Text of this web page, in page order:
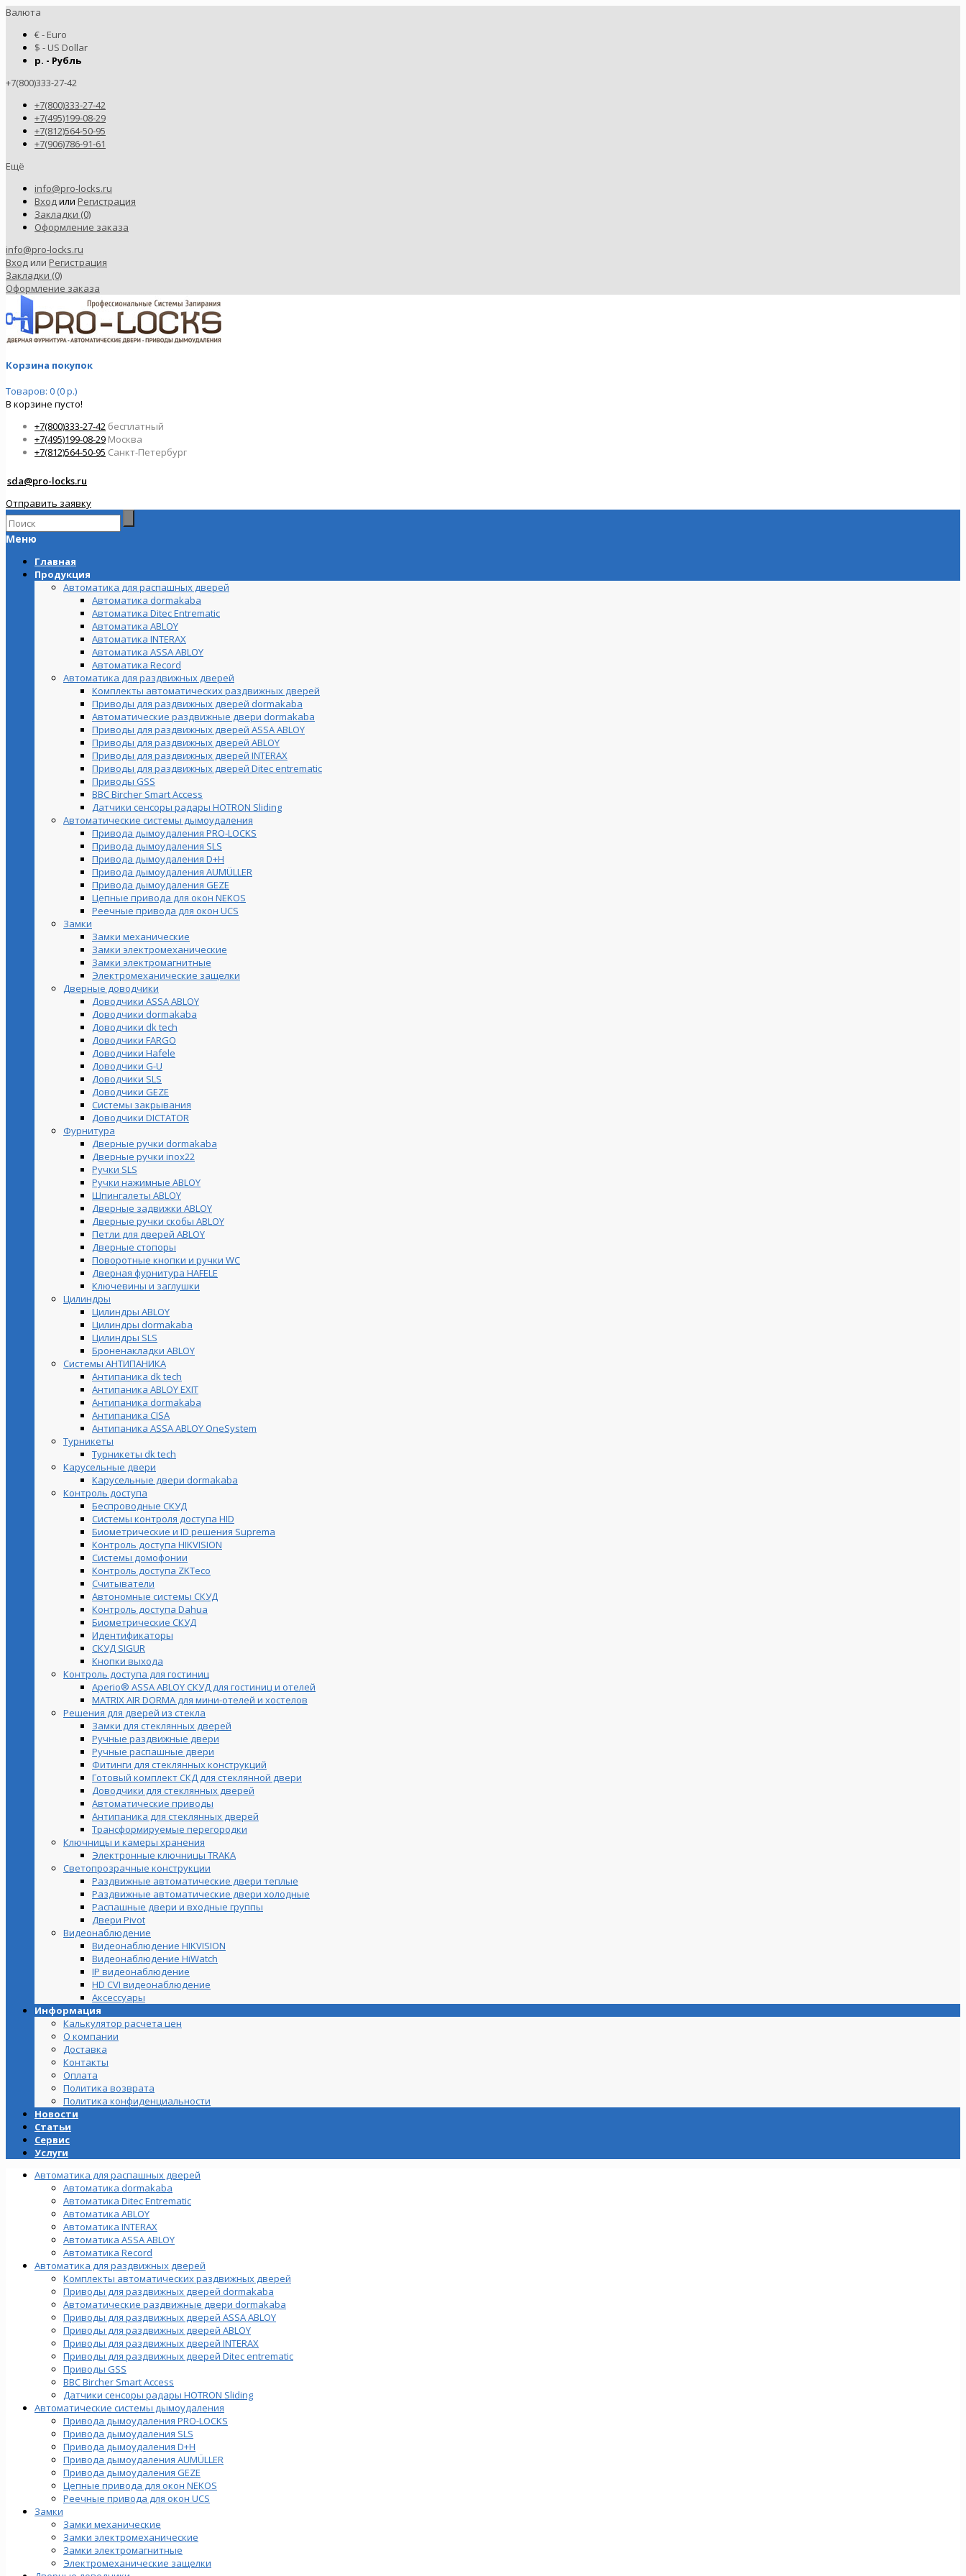
Валюта
€ - Euro
$ - US Dollar
р. - Рубль
+7(800)333-27-42
+7(800)333-27-42
+7(495)199-08-29
+7(812)564-50-95
+7(906)786-91-61
Ещё
info@pro-locks.ru
Входили Регистрация
Закладки (0)
Оформление заказа
info@pro-locks.ru
Вход или Регистрация
Закладки (0)
Оформление заказа
Корзина покупок
Товаров: 0 (0 р.)
В корзине пусто!
+7(800)333-27-42 бесплатный
+7(495)199-08-29 Москва
+7(812)564-50-95 Санкт-Петербург
sda@pro-locks.ru
Отправить заявку
Меню
Главная
Продукция
Автоматика для распашных дверей
Автоматика dormakaba
Автоматика Ditec Entrematic
Автоматика ABLOY
Автоматика INTERAX
Автоматика ASSA ABLOY
Автоматика Record
Автоматика для раздвижных дверей
Комплекты автоматических раздвижных дверей
Приводы для раздвижных дверей dormakaba
Автоматические раздвижные двери dormakaba
Приводы для раздвижных дверей ASSA ABLOY
Приводы для раздвижных дверей ABLOY
Приводы для раздвижных дверей INTERAX
Приводы для раздвижных дверей Ditec entrematic
Приводы GSS
BBC Bircher Smart Access
Датчики сенсоры радары HOTRON Sliding
Автоматические системы дымоудаления
Привода дымоудаления PRO-LOCKS
Привода дымоудаления SLS
Привода дымоудаления D+H
Привода дымоудаления AUMÜLLER
Привода дымоудаления GEZE
Цепные привода для окон NEKOS
Реечные привода для окон UСS
Замки
Замки механические
Замки электромеханические
Замки электромагнитные
Электромеханические защелки
Дверные доводчики
Доводчики ASSA ABLOY
Доводчики dormakaba
Доводчики dk tech
Доводчики FARGO
Доводчики Hafele
Доводчики G-U
Доводчики SLS
Доводчики GEZE
Cистемы закрывания
Доводчики DICTATOR
Фурнитура
Дверные ручки dormakaba
Дверные ручки inox22
Ручки SLS
Ручки нажимные ABLOY
Шпингалеты ABLOY
Дверные задвижки ABLOY
Дверные ручки скобы ABLOY
Петли для дверей ABLOY
Дверные стопоры
Поворотные кнопки и ручки WC
Дверная фурнитура HAFELE
Ключевины и заглушки
Цилиндры
Цилиндры ABLOY
Цилиндры dormakaba
Цилиндры SLS
Броненакладки ABLOY
Системы АНТИПАНИКА
Антипаника dk tech
Антипаника ABLOY EXIT
Антипаника dormakaba
Антипаника СISA
Антипаника ASSA ABLOY OneSystem
Турникеты
Турникеты dk tech
Карусельные двери
Карусельные двери dormakaba
Контроль доступа
Беспроводные СКУД
Системы контроля доступа HID
Биометрические и ID решения Suprema
Контроль доступа HIKVISION
Системы домофонии
Контроль доступа ZKTeco
Считыватели
Автономные системы СКУД
Контроль доступа Dahua
Биометрические СКУД
Идентификаторы
СКУД SIGUR
Кнопки выхода
Контроль доступа для гостиниц
Aperio® ASSA ABLOY СКУД для гостиниц и отелей
MATRIX AIR DORMA для мини-отелей и хостелов
Решения для дверей из стекла
Замки для стеклянных дверей
Ручные раздвижные двери
Ручные распашные двери
Фитинги для стеклянных конструкций
Готовый комплект СКД для стеклянной двери
Доводчики для стеклянных дверей
Автоматические приводы
Антипаника для стеклянных дверей
Трансформируемые перегородки
Ключницы и камеры хранения
Электронные ключницы TRAKA
Светопрозрачные конструкции
Раздвижные автоматические двери теплые
Раздвижные автоматические двери холодные
Распашные двери и входные группы
Двери Pivot
Видеонаблюдение
Видеонаблюдение HIKVISION
Видеонаблюдение HiWatch
IP видеонаблюдение
HD CVI видеонаблюдение
Аксессуары
Информация
Калькулятор расчета цен
О компании
Доставка
Контакты
Оплата
Политика возврата
Политика конфиденциальности
Новости
Статьи
Сервис
Услуги
Автоматика для распашных дверей
Автоматика dormakaba
Автоматика Ditec Entrematic
Автоматика ABLOY
Автоматика INTERAX
Автоматика ASSA ABLOY
Автоматика Record
Автоматика для раздвижных дверей
Комплекты автоматических раздвижных дверей
Приводы для раздвижных дверей dormakaba
Автоматические раздвижные двери dormakaba
Приводы для раздвижных дверей ASSA ABLOY
Приводы для раздвижных дверей ABLOY
Приводы для раздвижных дверей INTERAX
Приводы для раздвижных дверей Ditec entrematic
Приводы GSS
BBC Bircher Smart Access
Датчики сенсоры радары HOTRON Sliding
Автоматические системы дымоудаления
Привода дымоудаления PRO-LOCKS
Привода дымоудаления SLS
Привода дымоудаления D+H
Привода дымоудаления AUMÜLLER
Привода дымоудаления GEZE
Цепные привода для окон NEKOS
Реечные привода для окон UСS
Замки
Замки механические
Замки электромеханические
Замки электромагнитные
Электромеханические защелки